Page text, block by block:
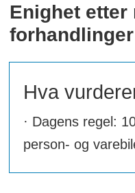
Enighet etter
forhandlinger
Hva
· Dagens regel:
person- og